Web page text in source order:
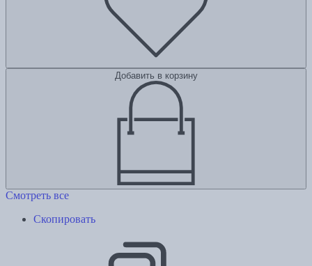
Добавить в корзину
Смотреть все
Скопировать